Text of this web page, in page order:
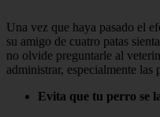
Una vez que haya pasado el
su amigo de cuatro patas
no olvide preguntarle al
administrar, especialmente las
Evita que tu perro se